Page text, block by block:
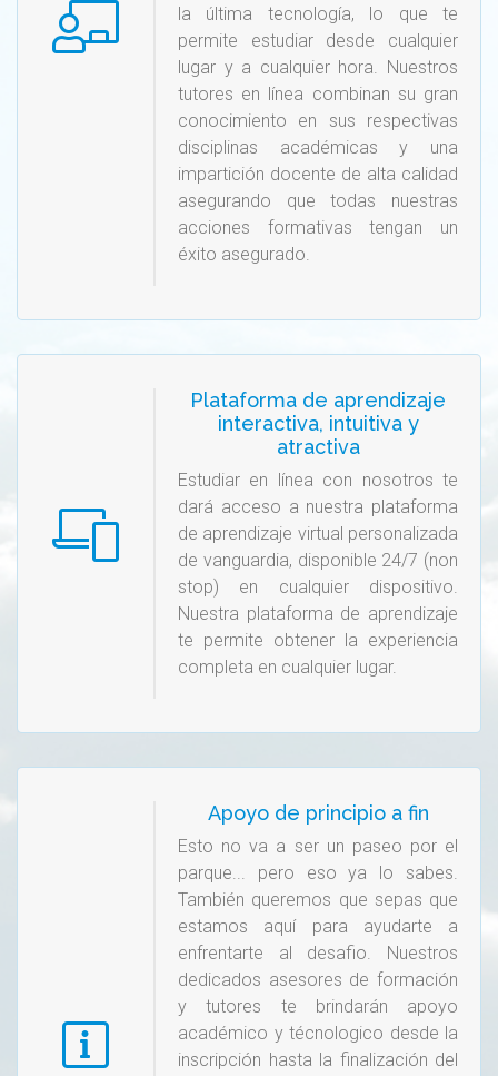
la última tecnología, lo que te
permite estudiar desde cualquier
lugar y a cualquier hora. Nuestros
tutores en línea combinan su gran
conocimiento en sus respectivas
disciplinas académicas y una
impartición docente de alta calidad
asegurando que todas nuestras
acciones formativas tengan un
éxito asegurado.
Plataforma de aprendizaje
interactiva, intuitiva y
atractiva
Estudiar en línea con nosotros te
dará acceso a nuestra plataforma
de aprendizaje virtual personalizada
de vanguardia, disponible 24/7 (non
stop) en cualquier dispositivo.
Nuestra plataforma de aprendizaje
te permite obtener la experiencia
completa en cualquier lugar.
Apoyo de principio a fin
Esto no va a ser un paseo por el
parque... pero eso ya lo sabes.
También queremos que sepas que
estamos aquí para ayudarte a
enfrentarte al desafio. Nuestros
dedicados asesores de formación
y tutores te brindarán apoyo
académico y técnologico desde la
inscripción hasta la finalización del